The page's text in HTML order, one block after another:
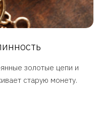
золотые цепи и
старую монету.